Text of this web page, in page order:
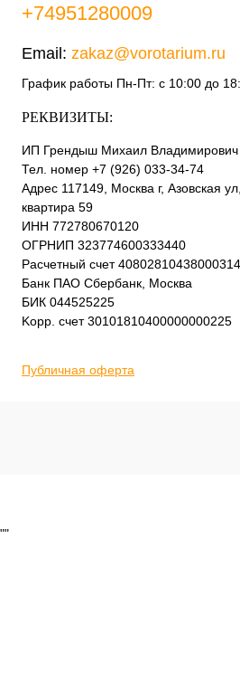
+74951280009
Email: zakaz@vorotarium.ru
График работы Пн-Пт: с 10:00 до
РЕКВИЗИТЫ:
ИП Грендыш Михаил Владимирович
Тел. номер +7 (926) 033-34-74
Адрес 117149, Москва г, Азовская
квартира 59
ИНН 772780670120
ОГРНИП 323774600333440
Расчетный счет
Банк ПАО Сбербанк, Москва
БИК 044525225
Kорр. счет 30101810400000000225
Публичная оферта
""